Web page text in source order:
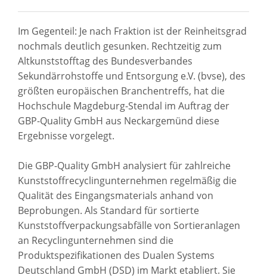
Im Gegenteil: Je nach Fraktion ist der Reinheitsgrad
nochmals deutlich gesunken. Rechtzeitig zum
Altkunststofftag des Bundesverbandes
Sekundärrohstoffe und Entsorgung e.V. (bvse), des
größten europäischen Branchentreffs, hat die
Hochschule Magdeburg-Stendal im Auftrag der
GBP-Quality GmbH aus Neckargemünd diese
Ergebnisse vorgelegt.
Die GBP-Quality GmbH analysiert für zahlreiche
Kunststoffrecyclingunternehmen regelmäßig die
Qualität des Eingangsmaterials anhand von
Beprobungen. Als Standard für sortierte
Kunststoffverpackungsabfälle von Sortieranlagen
an Recyclingunternehmen sind die
Produktspezifikationen des Dualen Systems
Deutschland GmbH (DSD) im Markt etabliert. Sie